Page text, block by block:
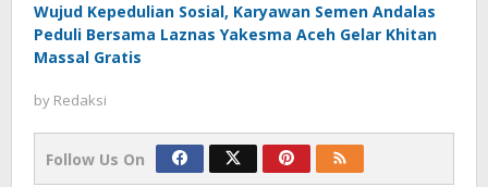
Wujud Kepedulian Sosial, Karyawan Semen Andalas
Peduli Bersama Laznas Yakesma Aceh Gelar Khitan
Massal Gratis
by Redaksi
Follow Us On